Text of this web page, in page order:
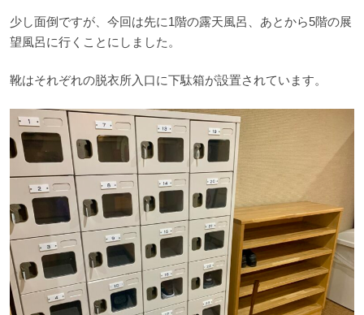
少し面倒ですが、今回は先に1階の露天風呂、あとから5階の展
望風呂に行くことにしました。
靴はそれぞれの脱衣所入口に下駄箱が設置されています。